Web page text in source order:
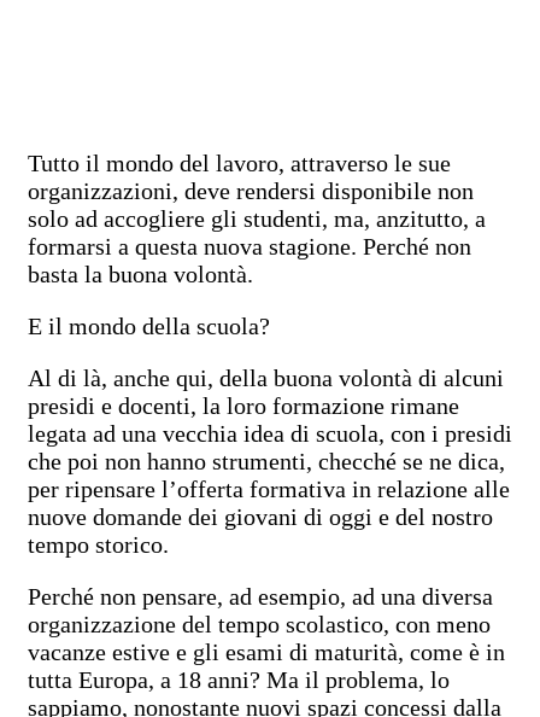
Tutto il mondo del lavoro, attraverso le sue
organizzazioni, deve rendersi disponibile non
solo ad accogliere gli studenti, ma, anzitutto, a
formarsi a questa nuova stagione. Perché non
basta la buona volontà.
E il mondo della scuola?
Al di là, anche qui, della buona volontà di alcuni
presidi e docenti, la loro formazione rimane
legata ad una vecchia idea di scuola, con i presidi
che poi non hanno strumenti, checché se ne dica,
per ripensare l’offerta formativa in relazione alle
nuove domande dei giovani di oggi e del nostro
tempo storico.
Perché non pensare, ad esempio, ad una diversa
organizzazione del tempo scolastico, con meno
vacanze estive e gli esami di maturità, come è in
tutta Europa, a 18 anni? Ma il problema, lo
sappiamo, nonostante nuovi spazi concessi dalla